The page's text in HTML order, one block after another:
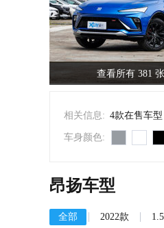
查看所有 381
相关信息: 4款在售车型
车身颜色:
昂扬车型
全部 2022款